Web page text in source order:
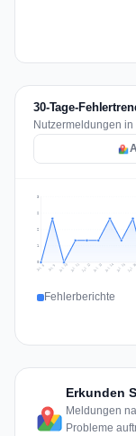
30-Tage-
Nutzermeldungen
1
2
2
3
Jul 8 Jul 9 Jul 10 Jul 11 Jul 12 Jul 13 Jul 14 Jul 15 Jul 16
Fehlerberichte
Erkunden
Meldungen
Probleme